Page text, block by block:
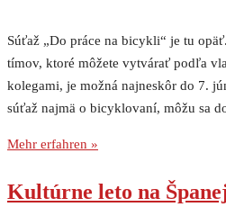
Súťaž „Do práce na bicykli“ je tu
tímov, ktoré môžete vytvárať podľa
kolegami, je možná najneskôr do 7.
súťaž najmä o bicyklovaní, môžu sa
Mehr erfahren »
Kultúrne leto na